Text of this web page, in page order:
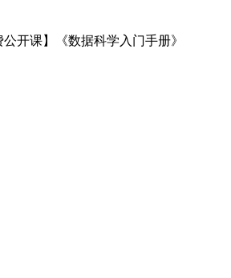
开课】《数据科学入门手册》